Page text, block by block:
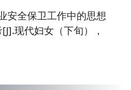
安全保卫工作中的思想
现代妇女（下旬），